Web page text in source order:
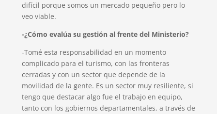
difícil porque somos un mercado pequeño pero lo
veo viable.
-¿Cómo evalúa su gestión al frente del Ministerio?
-Tomé esta responsabilidad en un momento
complicado para el turismo, con las fronteras
cerradas y con un sector que depende de la
movilidad de la gente. Es un sector muy resiliente, si
tengo que destacar algo fue el trabajo en equipo,
tanto con los gobiernos departamentales, a través de